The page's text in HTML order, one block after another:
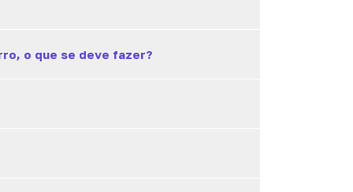
o que se deve fazer?